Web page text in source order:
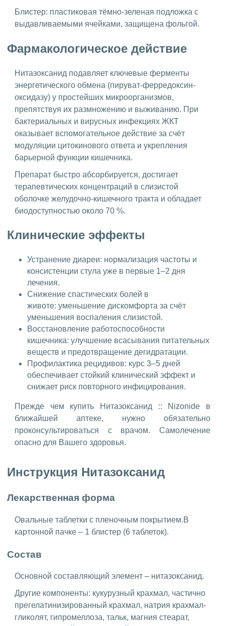
Блистер: пластиковая тёмно-зеленая подложка с
выдавливаемыми ячейками, защищена фольгой.
Фармакологическое действие
Нитазоксанид подавляет ключевые ферменты
энергетического обмена (пируват-ферредоксин-
оксидазу) у простейших микроорганизмов,
препятствуя их размножению и выживанию. При
бактериальных и вирусных инфекциях ЖКТ
оказывает вспомогательное действие за счёт
модуляции цитокинового ответа и укрепления
барьерной функции кишечника.
Препарат быстро абсорбируется, достигает
терапевтических концентраций в слизистой
оболочке желудочно-кишечного тракта и обладает
биодоступностью около 70 %.
Клинические эффекты
Устранение диареи: нормализация частоты и
консистенции стула уже в первые 1–2 дня
лечения.
Снижение спастических болей в
животе: уменьшение дискомфорта за счёт
уменьшения воспаления слизистой.
Восстановление работоспособности
кишечника: улучшение всасывания питательных
веществ и предотвращение дегидратации.
Профилактика рецидивов: курс 3–5 дней
обеспечивает стойкий клинический эффект и
снижает риск повторного инфицирования.
Прежде чем купить Нитазоксанид :: Nizonide в
ближайшей аптеке, нужно обязательно
проконсультироваться с врачом. Самолечение
опасно для Вашего здоровья.
Инструкция Нитазоксанид
Лекарственная форма
Овальные таблетки с пленочным покрытием.В
картонной пачке – 1 блистер (6 таблеток).
Состав
Основной составляющий элемент – нитазоксанид.
Другие компоненты: кукурузный крахмал, частично
прегелатинизированный крахмал, натрия крахмал-
гликолят, гипромеллоза, тальк, магния стеарат,